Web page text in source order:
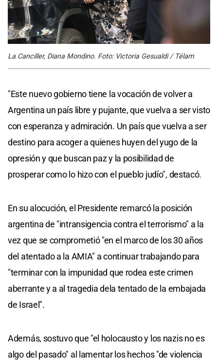
La Canciller, Diana Mondino. Foto: Victoria Gesualdi / Télam
"Este nuevo gobierno tiene la vocación de volver a
Argentina un país libre y pujante, que vuelva a ser visto
con esperanza y admiración. Un país que vuelva a ser
destino para acoger a quienes huyen del yugo de la
opresión y que buscan paz y la posibilidad de
prosperar como lo hizo con el pueblo judío", destacó.
En su alocución, el Presidente remarcó la posición
argentina de "intransigencia contra el terrorismo" a la
vez que se comprometió "en el marco de los 30 años
del atentado a la AMIA" a continuar trabajando para
"terminar con la impunidad que rodea este crimen
aberrante y a al tragedia dela tentado de la embajada
de Israel".
Además, sostuvo que "el holocausto y los nazis no es
algo del pasado" al lamentar los hechos "de violencia